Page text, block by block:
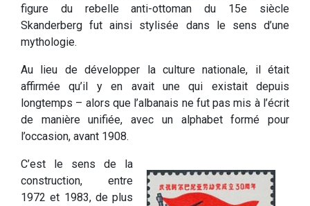
figure du rebelle anti-ottoman du 15e siècle
Skanderberg fut ainsi stylisée dans le sens d’une
mythologie.
Au lieu de développer la culture nationale, il était
affirmée qu’il y en avait une qui existait depuis
longtemps – alors que l’albanais ne fut pas mis à l’écrit
de manière unifiée, avec un alphabet formé pour
l’occasion, avant 1908.
C’est le sens de la
construction, entre
1972 et 1983, de plus